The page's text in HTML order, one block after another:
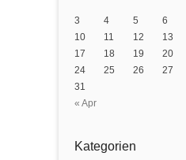
« Apr
3
4 5 6
10
11 12 13
17
18 19 20
24
25 26 27
31
Kategorien